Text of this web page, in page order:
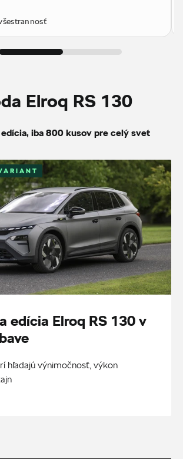
Elroq RS 130
iba 800 kusov pre celý svet
edícia Elroq RS 130 v
hľadajú výnimočnosť, výkon